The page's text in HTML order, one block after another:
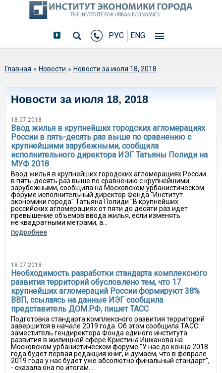
РУС ENG
Вы здесь
Главная » Новости » Новости за июля 18, 2018
Новости за июля 18, 2018
18.07.2018
Ввод жилья в крупнейших городских агломерациях
России в пять-десять раз выше по сравнению с
крупнейшими зарубежными, сообщила
исполнительного директора ИЭГ Татьяны Полиди на
МУФ 2018
Ввод жилья в крупнейших городских агломерациях России
в пять-десять раз выше по сравнению с крупнейшими
зарубежными, сообщила на Московском урбанистическом
форуме исполнительный директор Фонда "Институт
экономики города" Татьяна Полиди "В крупнейших
российских агломерациях от пяти до десяти раз идет
превышение объемов ввода жилья, если изменять
не квадратными метрами, а...
подробнее
18.07.2018
Необходимость разработки стандарта комплексного
развития территорий обусловлено тем, что 17
крупнейших агломераций России формируют 38%
ВВП, ссылаясь на данные ИЭГ сообщила
представитель ДОМ.РФ, пишет ТАСС
Подготовка стандарта комплексного развития территорий
завершится в начале 2019 года. Об этом сообщила ТАСС
заместитель гендиректора Фонда единого института
развития в жилищной сфере Кристина Ишханова на
Московском урбанистическом форуме "У нас до конца 2018
года будет первая редакция книг, и думаем, что в феврале
2019 года у нас будет уже абсолютно финальный стандарт",
- сказала она по итогам...